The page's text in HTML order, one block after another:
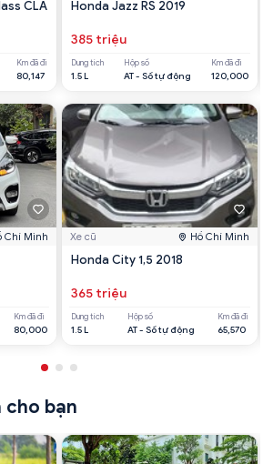
CLA
Km đã đi
80,147
Chí Minh
Km đã đi
80,000
Honda Jazz RS 2019
385 triệu
Dung tích
1.5 L
Hộp số
AT - Số tự động
Km đã đi
120,000
Xe cũ Hồ Chí Minh
Honda City 1,5 2018
365 triệu
Dung tích
1.5 L
Hộp số
AT - Số tự động
Km đã đi
65,570
cho bạn